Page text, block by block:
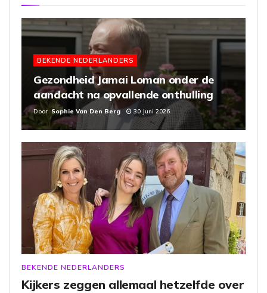
BEKENDE NEDERLANDERS
Gezondheid Jamai Loman onder de
aandacht na opvallende onthulling
Door Sophie Van Den Berg 30 Juni 2026
BEKENDE NEDERLANDERS
Kijkers zeggen allemaal hetzelfde over